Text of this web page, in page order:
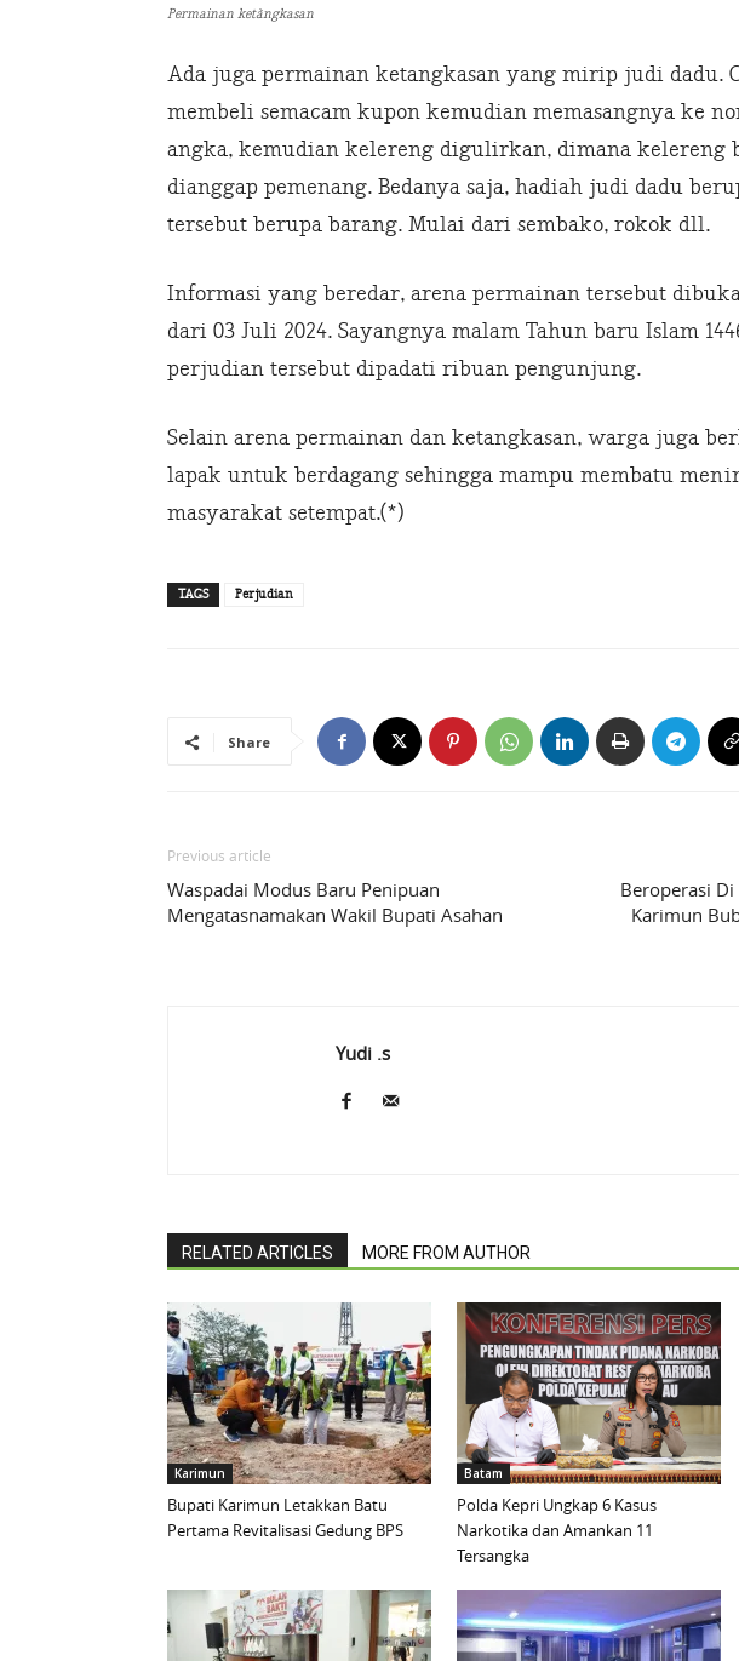
Permainan ketàngkasan
Ada juga permainan ketangkasan yang mirip judi dadu.
membeli semacam kupon kemudian memasangnya ke
angka, kemudian kelereng digulirkan, dimana kelereng
dianggap pemenang. Bedanya saja, hadiah judi dadu
tersebut berupa barang. Mulai dari sembako, rokok dll.
Informasi yang beredar, arena permainan tersebut
dari 03 Juli 2024. Sayangnya malam Tahun baru Islam
perjudian tersebut dipadati ribuan pengunjung.
Selain arena permainan dan ketangkasan, warga juga
lapak untuk berdagang sehingga mampu membatu
masyarakat setempat.(*)
TAGS Perjudian
Share
Previous article
Waspadai Modus Baru Penipuan
Mengatasnamakan Wakil Bupati Asahan
Beroperasi
Karimun
Yudi .s
RELATED ARTICLES MORE FROM AUTHOR
Karimun
Bupati Karimun Letakkan Batu
Pertama Revitalisasi Gedung BPS
Batam
Polda Kepri Ungkap 6 Kasus
Narkotika dan Amankan 11
Tersangka